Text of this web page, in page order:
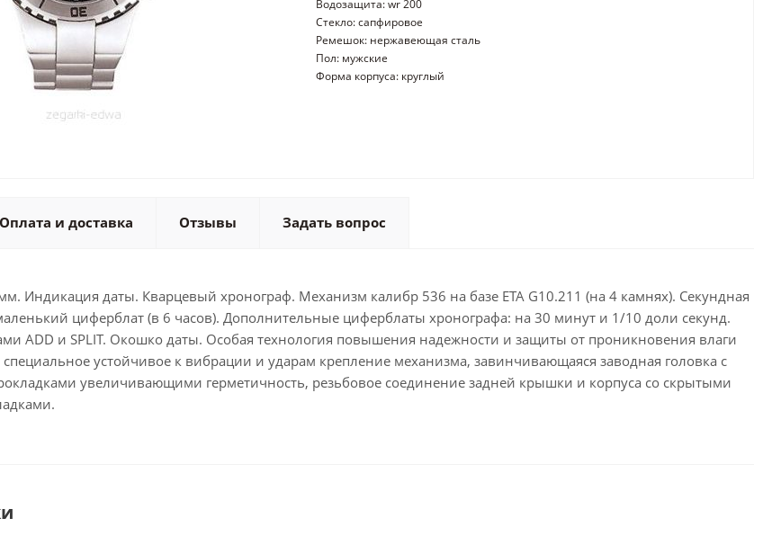
Водозащита: wr 200
Стекло: сапфировое
Ремешок: нержавеющая сталь
Пол: мужские
Форма корпуса: круглый
Оплата и доставка Отзывы Задать вопрос
Индикация даты. Кварцевый хронограф. Механизм калибр 536 на базе ETA G10.211 (на 4 камнях). Секундная
циферблат (в 6 часов). Дополнительные циферблаты хронографа: на 30 минут и 1/10 доли секунд.
ADD и SPLIT. Окошко даты. Особая технология повышения надежности и защиты от проникновения влаги
специальное устойчивое к вибрации и ударам крепление механизма, завинчивающаяся заводная головка с
увеличивающими герметичность, резьбовое соединение задней крышки и корпуса со скрытыми